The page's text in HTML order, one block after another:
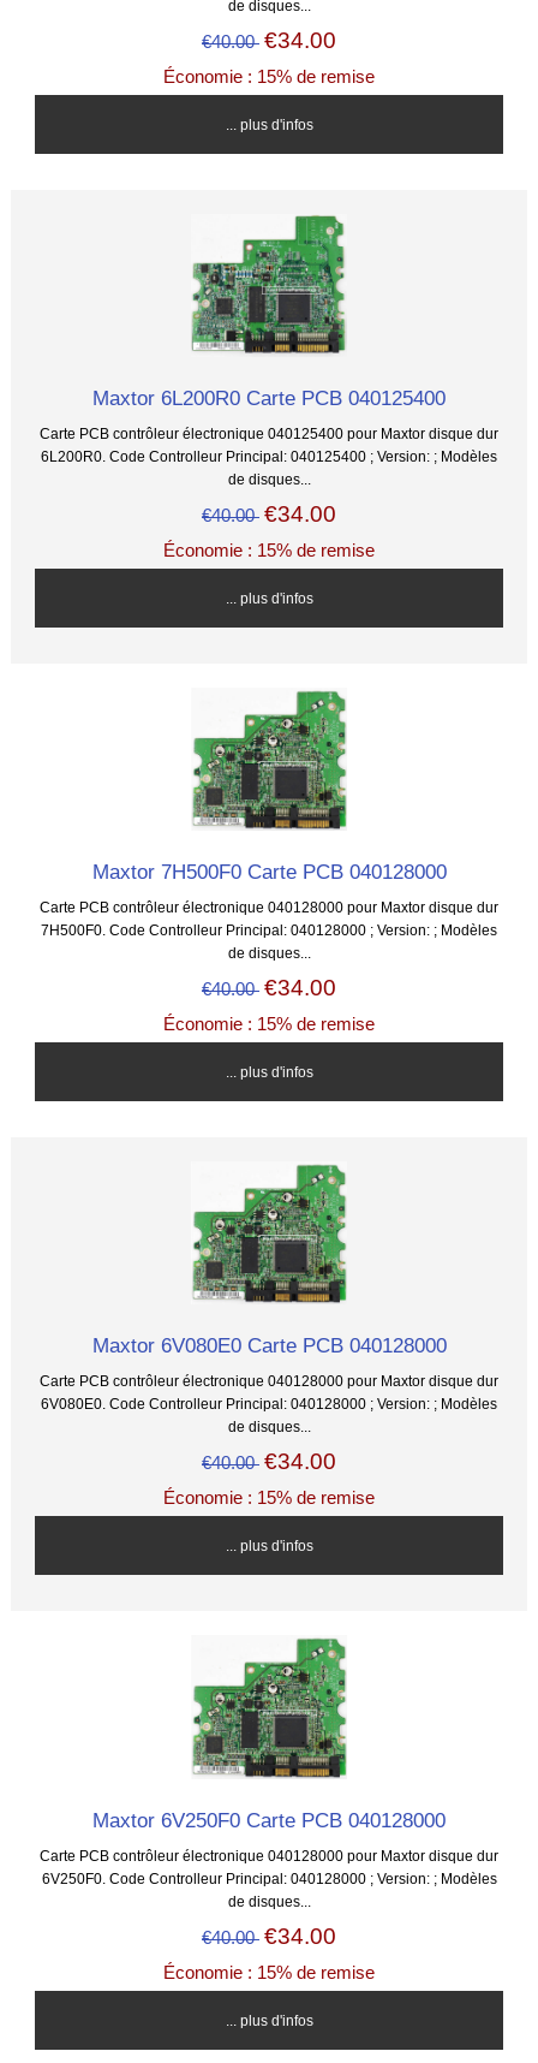
de disques...
€40.00 €34.00
Économie : 15% de remise
... plus d'infos
Maxtor 6L200R0 Carte PCB 040125400
Carte PCB contrôleur électronique 040125400 pour Maxtor disque dur
6L200R0. Code Controlleur Principal: 040125400 ; Version: ; Modèles
de disques...
€40.00 €34.00
Économie : 15% de remise
... plus d'infos
Maxtor 7H500F0 Carte PCB 040128000
Carte PCB contrôleur électronique 040128000 pour Maxtor disque dur
7H500F0. Code Controlleur Principal: 040128000 ; Version: ; Modèles
de disques...
€40.00 €34.00
Économie : 15% de remise
... plus d'infos
Maxtor 6V080E0 Carte PCB 040128000
Carte PCB contrôleur électronique 040128000 pour Maxtor disque dur
6V080E0. Code Controlleur Principal: 040128000 ; Version: ; Modèles
de disques...
€40.00 €34.00
Économie : 15% de remise
... plus d'infos
Maxtor 6V250F0 Carte PCB 040128000
Carte PCB contrôleur électronique 040128000 pour Maxtor disque dur
6V250F0. Code Controlleur Principal: 040128000 ; Version: ; Modèles
de disques...
€40.00 €34.00
Économie : 15% de remise
... plus d'infos